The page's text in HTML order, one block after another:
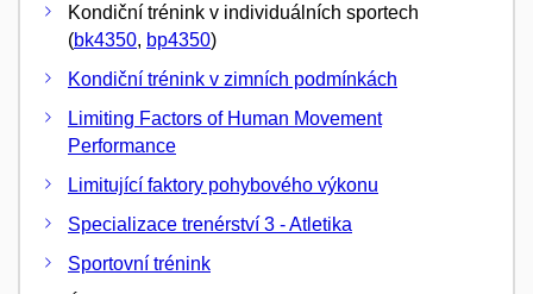
Kondiční trénink v individuálních sportech
(bk4350, bp4350)
Kondiční trénink v zimních podmínkách
Limiting Factors of Human Movement
Performance
Limitující faktory pohybového výkonu
Specializace trenérství 3 - Atletika
Sportovní trénink